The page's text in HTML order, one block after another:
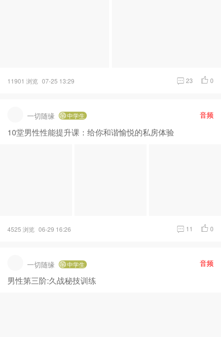
11901 浏览 07-25 13:29 23 0
一切随缘 中学生 音频
10堂男性性能提升课：给你和谐愉悦的私房体验
4525 浏览 06-29 16:26 11 0
一切随缘 中学生 音频
男性第三阶:久战秘技训练